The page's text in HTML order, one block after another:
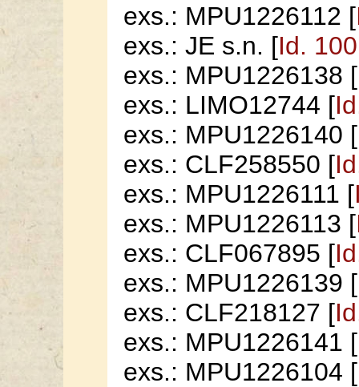
exs.: MPU1226112 [
exs.: JE s.n. [Id.
exs.: MPU1226138 [
exs.: LIMO12744 [
exs.: MPU1226140 [
exs.: CLF258550 [
exs.: MPU1226111 [
exs.: MPU1226113 [
exs.: CLF067895 [
exs.: MPU1226139 [
exs.: CLF218127 [
exs.: MPU1226141 [
exs.: MPU1226104 [